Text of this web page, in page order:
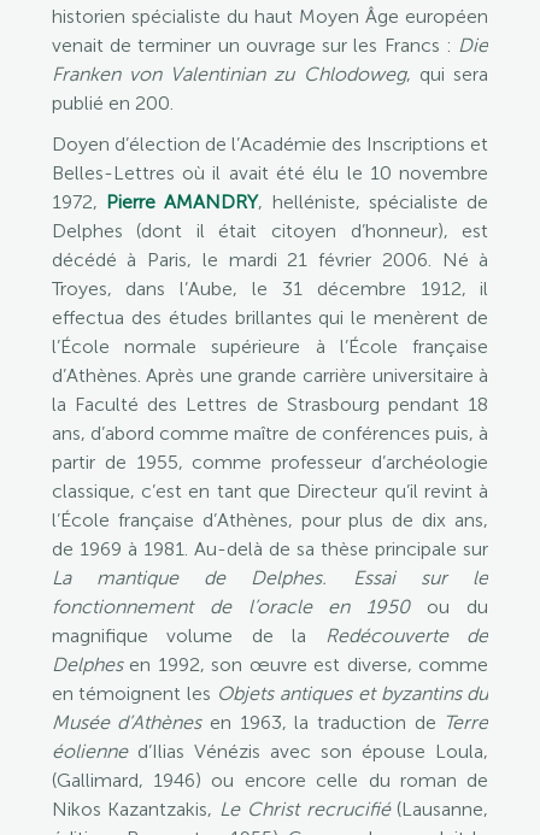
historien spécialiste du haut Moyen Âge européen
venait de terminer un ouvrage sur les Francs : Die
Franken von Valentinian zu Chlodoweg, qui sera
publié en 200.
Doyen d’élection de l’Académie des Inscriptions et
Belles-Lettres où il avait été élu le 10 novembre
1972, Pierre AMANDRY, helléniste, spécialiste de
Delphes (dont il était citoyen d’honneur), est
décédé à Paris, le mardi 21 février 2006. Né à
Troyes, dans l’Aube, le 31 décembre 1912, il
effectua des études brillantes qui le menèrent de
l’École normale supérieure à l’École française
d’Athènes. Après une grande carrière universitaire à
la Faculté des Lettres de Strasbourg pendant 18
ans, d’abord comme maître de conférences puis, à
partir de 1955, comme professeur d’archéologie
classique, c’est en tant que Directeur qu’il revint à
l’École française d’Athènes, pour plus de dix ans,
de 1969 à 1981. Au-delà de sa thèse principale sur
La mantique de Delphes. Essai sur le
fonctionnement de l’oracle en 1950ou du
magnifique volume de la Redécouverte de
Delphesen 1992, son œuvre est diverse, comme
en témoignent les Objets antiques et byzantins du
Musée d’Athènesen 1963, la traduction de Terre
éolienned’Ilias Vénézis avec son épouse Loula,
(Gallimard, 1946) ou encore celle du roman de
Nikos Kazantzakis, Le Christ recrucifié(Lausanne,